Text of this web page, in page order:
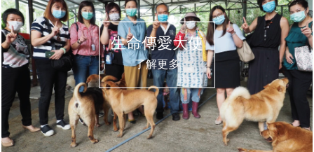
生命傳愛大使
了解更多